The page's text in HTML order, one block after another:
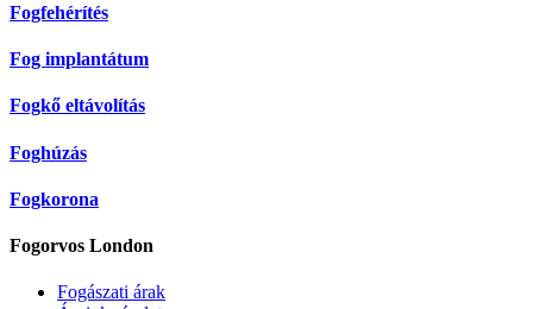
Fogfehérítés
Fog implantátum
Fogkő eltávolítás
Foghúzás
Fogkorona
Fogorvos London
Fogászati árak